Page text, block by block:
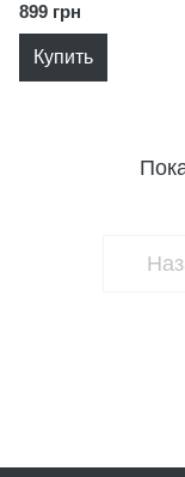
899 грн
Купить